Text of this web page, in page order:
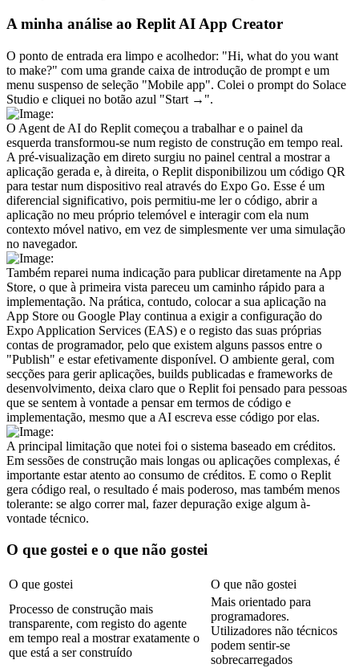
A minha análise ao Replit AI App Creator
O ponto de entrada era limpo e acolhedor: "Hi, what do you want
to make?" com uma grande caixa de introdução de prompt e um
menu suspenso de seleção "Mobile app". Colei o prompt do Solace
Studio e cliquei no botão azul "Start →".
O Agent de AI do Replit começou a trabalhar e o painel da
esquerda transformou-se num registo de construção em tempo real.
A pré-visualização em direto surgiu no painel central a mostrar a
aplicação gerada e, à direita, o Replit disponibilizou um código QR
para testar num dispositivo real através do Expo Go. Esse é um
diferencial significativo, pois permitiu-me ler o código, abrir a
aplicação no meu próprio telemóvel e interagir com ela num
contexto móvel nativo, em vez de simplesmente ver uma simulação
no navegador.
Também reparei numa indicação para publicar diretamente na App
Store, o que à primeira vista pareceu um caminho rápido para a
implementação. Na prática, contudo, colocar a sua aplicação na
App Store ou Google Play continua a exigir a configuração do
Expo Application Services (EAS) e o registo das suas próprias
contas de programador, pelo que existem alguns passos entre o
"Publish" e estar efetivamente disponível. O ambiente geral, com
secções para gerir aplicações, builds publicadas e frameworks de
desenvolvimento, deixa claro que o Replit foi pensado para pessoas
que se sentem à vontade a pensar em termos de código e
implementação, mesmo que a AI escreva esse código por elas.
A principal limitação que notei foi o sistema baseado em créditos.
Em sessões de construção mais longas ou aplicações complexas, é
importante estar atento ao consumo de créditos. E como o Replit
gera código real, o resultado é mais poderoso, mas também menos
tolerante: se algo correr mal, fazer depuração exige algum à-
vontade técnico.
O que gostei e o que não gostei
O que gostei
O que não gostei
Processo de construção mais
transparente, com registo do agente
em tempo real a mostrar exatamente o
que está a ser construído
Mais orientado para
programadores.
Utilizadores não técnicos
podem sentir-se
sobrecarregados